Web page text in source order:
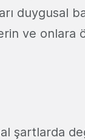
duygusal
ve onlara
şartlarda